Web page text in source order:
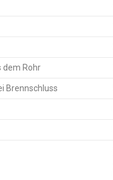
dem Rohr
Brennschluss